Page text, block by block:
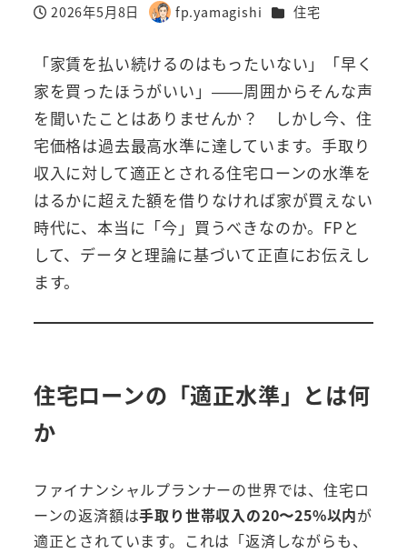
投稿日
2026年5月8日
著
fp.yamagishi カテゴリー
住宅
「家賃を払い続けるのはもったいない」「早く
家を買ったほうがいい」——周囲からそんな声
を聞いたことはありませんか？ しかし今、住
宅価格は過去最高水準に達しています。手取り
収入に対して適正とされる住宅ローンの水準を
はるかに超えた額を借りなければ家が買えない
時代に、本当に「今」買うべきなのか。FPと
して、データと理論に基づいて正直にお伝えし
ます。
住宅ローンの「適正水準」とは何
か
ファイナンシャルプランナーの世界では、住宅ロ
ーンの返済額は手取り世帯収入の20〜25%以内が
適正とされています。これは「返済しながらも、